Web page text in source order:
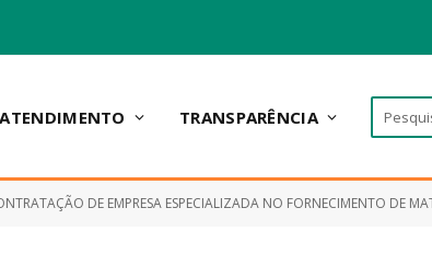
ATENDIMENTO TRANSPARÊNCIA
DE EMPRESA ESPECIALIZADA NO FORNECIMENTO DE MATERIAIS